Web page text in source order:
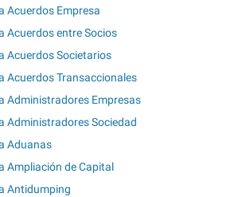
Acuerdos Empresa
Acuerdos entre Socios
Acuerdos Societarios
Acuerdos Transaccionales
Administradores Empresas
Administradores Sociedad
Aduanas
Ampliación de Capital
Antidumping